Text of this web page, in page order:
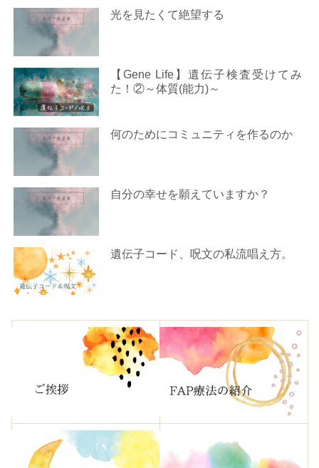
光を見たくて絶望する
【Gene Life】遺伝子検査受けてみ
た！②～体質(能力)～
何のためにコミュニティを作るのか
自分の幸せを願えていますか？
遺伝子コード、呪文の私流唱え方。